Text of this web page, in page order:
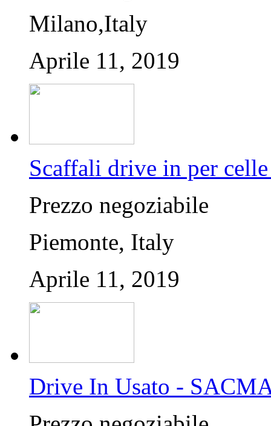
Milano,Italy
Aprile 11, 2019
Scaffali drive in per
Prezzo negoziabile
Piemonte, Italy
Aprile 11, 2019
Drive In Usato -